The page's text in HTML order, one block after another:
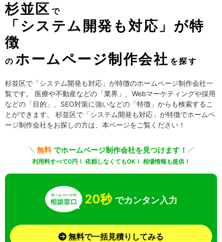
杉並区 で
「システム開発も対応」が特
徴
の ホームページ制作会社 を探す
杉並区で「システム開発も対応」が特徴のホームページ制作会社一
覧です。 医療や不動産などの「業界」、Webマーケティングや採用
などの「目的」、SEO対策に強いなどの「特徴」からも検索するこ
とができます。 杉並区で「システム開発も対応」が特徴でホームペ
ージ制作会社をお探しの方は、本ページをご覧ください！
無料でホームページ制作会社を見つけます！
利用料すべて0円！ 依頼しなくてもOK！ 相場情報も提供！
20秒 でカンタン入力
無料で一括見積りしてみる